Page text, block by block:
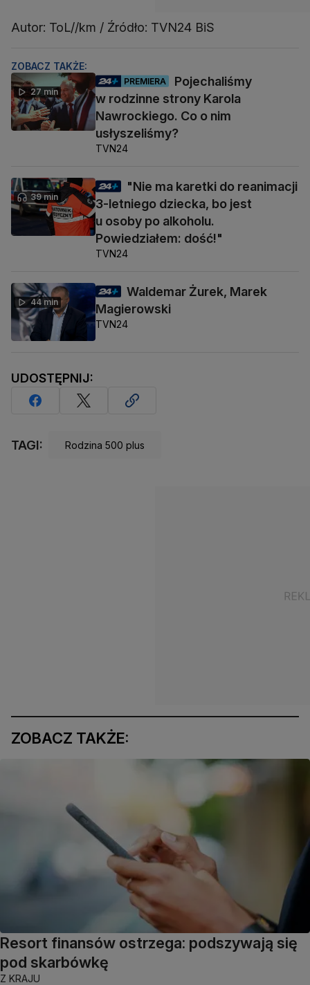
Autor: ToL//km / Źródło: TVN24 BiS
ZOBACZ TAKŻE:
27 min
PREMIERA
Pojechaliśmy
w rodzinne strony Karola
Nawrockiego. Co o nim
usłyszeliśmy?
TVN24
39 min
"Nie ma karetki do reanimacji
3-letniego dziecka, bo jest
u osoby po alkoholu.
Powiedziałem: dość!"
TVN24
44 min
Waldemar Żurek, Marek
Magierowski
TVN24
UDOSTĘPNIJ:
TAGI: Rodzina 500 plus
ZOBACZ TAKŻE:
Resort finansów ostrzega: podszywają się
pod skarbówkę
Z KRAJU